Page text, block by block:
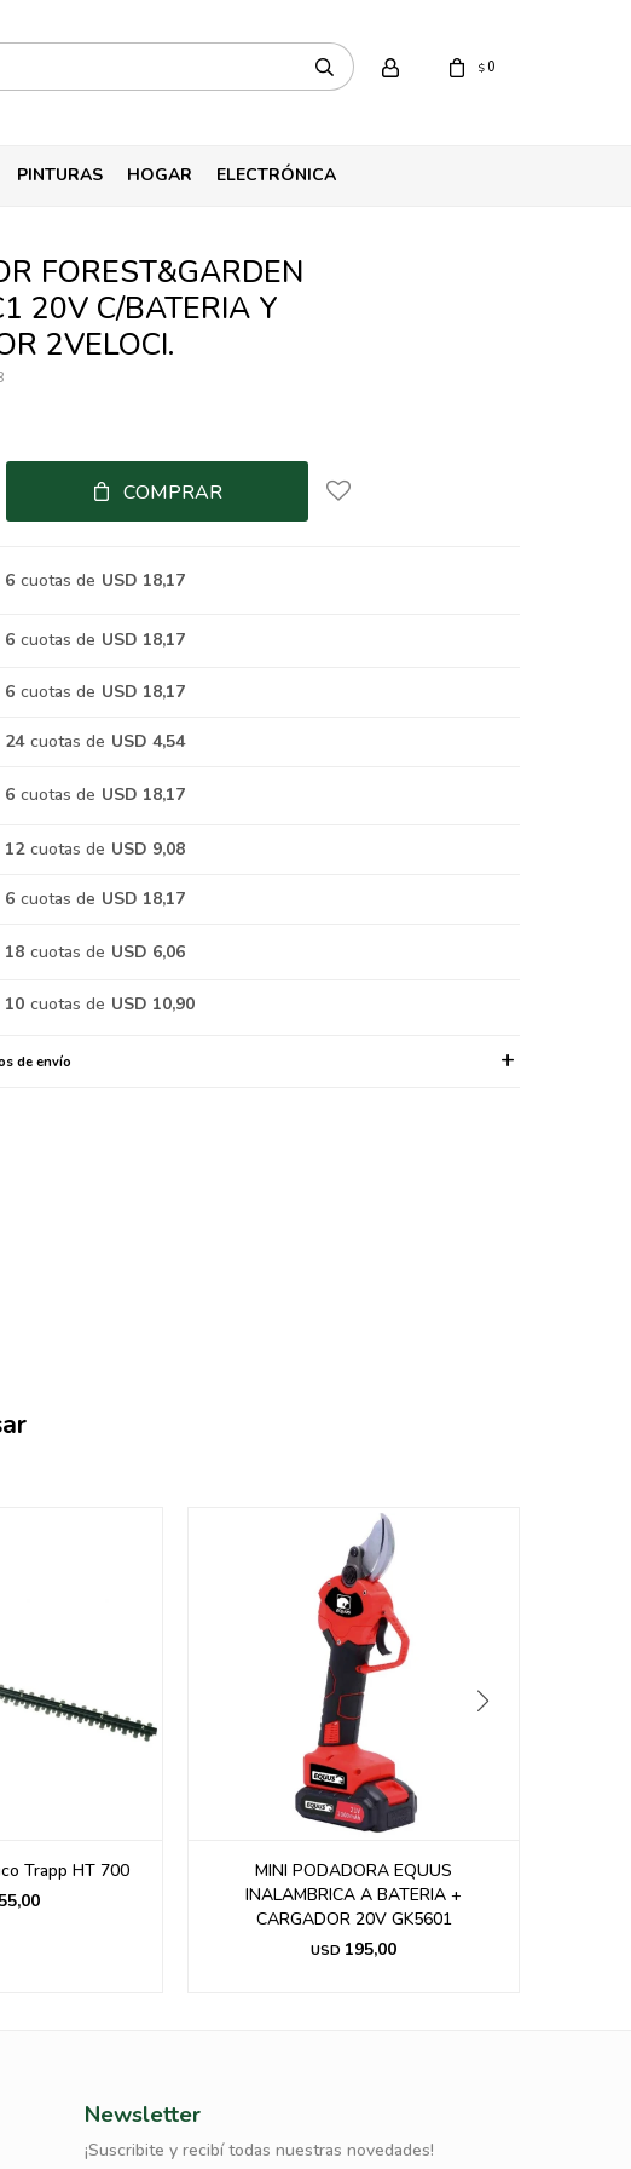
PINTURAS HOGAR ELECTRÓNICA
$ 0
FOREST&GARDEN
20V C/BATERIA Y
2VELOCI.
COMPRAR
6 cuotas de USD 18,17
6 cuotas de USD 18,17
6 cuotas de USD 18,17
24 cuotas de USD 4,54
6 cuotas de USD 18,17
12 cuotas de USD 9,08
6 cuotas de USD 18,17
18 cuotas de USD 6,06
10 cuotas de USD 10,90
de envío
Trapp HT 700
MINI PODADORA EQUUS
INALAMBRICA A BATERIA +
CARGADOR 20V GK5601
USD 195,00
Newsletter
¡Suscribite y recibí todas nuestras novedades!